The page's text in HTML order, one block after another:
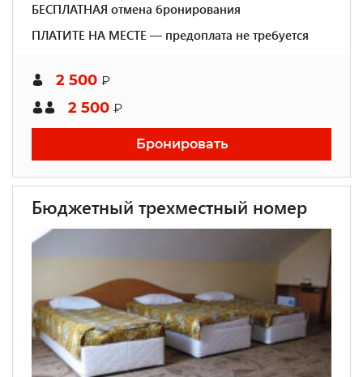
БЕСПЛАТНАЯ отмена бронирования
ПЛАТИТЕ НА МЕСТЕ — предоплата не требуется
2 500 ₽
2 500 ₽
Бронировать
Бюджетный трехместный номер